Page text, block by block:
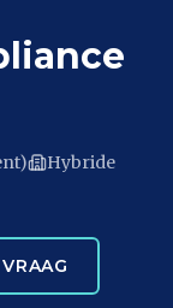
Hybride